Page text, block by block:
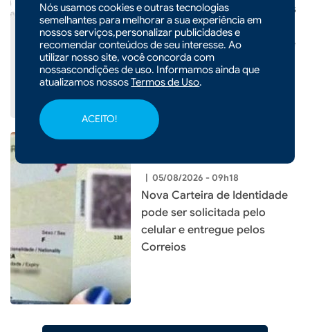
Nós usamos cookies e outras tecnologias
semelhantes para melhorar a sua experiência em
nossos serviços,personalizar publicidades e
recomendar conteúdos de seu interesse. Ao
utilizar nosso site, você concorda com
nossascondições de uso. Informamos ainda que
atualizamos nossosTermos de Uso.
ACEITO!
Frente fria provoca temporais
e mantém risco de chuva
intensa em Santa Catarina até
o fim de semana
| 05/08/2026 - 09h18
Nova Carteira de Identidade
pode ser solicitada pelo
celular e entregue pelos
Correios